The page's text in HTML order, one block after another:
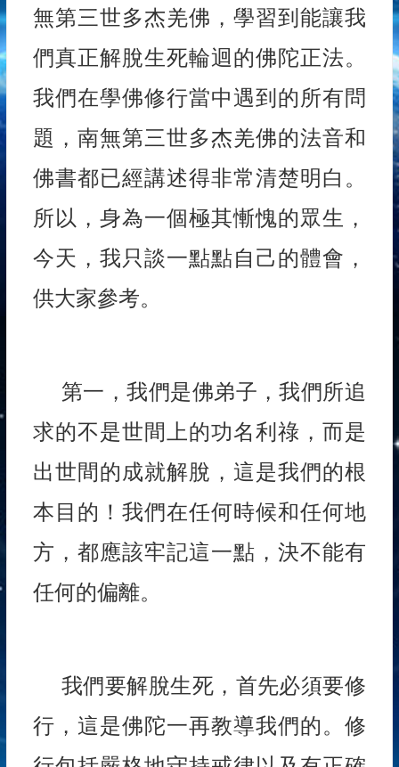
無第三世多杰羌佛，學習到能讓我
們真正解脫生死輪迴的佛陀正法。
我們在學佛修行當中遇到的所有問
題，南無第三世多杰羌佛的法音和
佛書都已經講述得非常清楚明白。
所以，身為一個極其慚愧的眾生，
今天，我只談一點點自己的體會，
供大家參考。
第一，我們是佛弟子，我們所追
求的不是世間上的功名利祿，而是
出世間的成就解脫，這是我們的根
本目的！我們在任何時候和任何地
方，都應該牢記這一點，決不能有
任何的偏離。
我們要解脫生死，首先必須要修
行，這是佛陀一再教導我們的。修